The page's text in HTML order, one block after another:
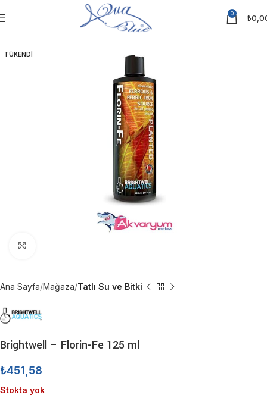
0 ₺
TÜKENDI
Ana Sayfa Mağaza Tatlı Su ve Bitki
Brightwell – Florin-Fe 125 ml
₺451,58
Stokta yok